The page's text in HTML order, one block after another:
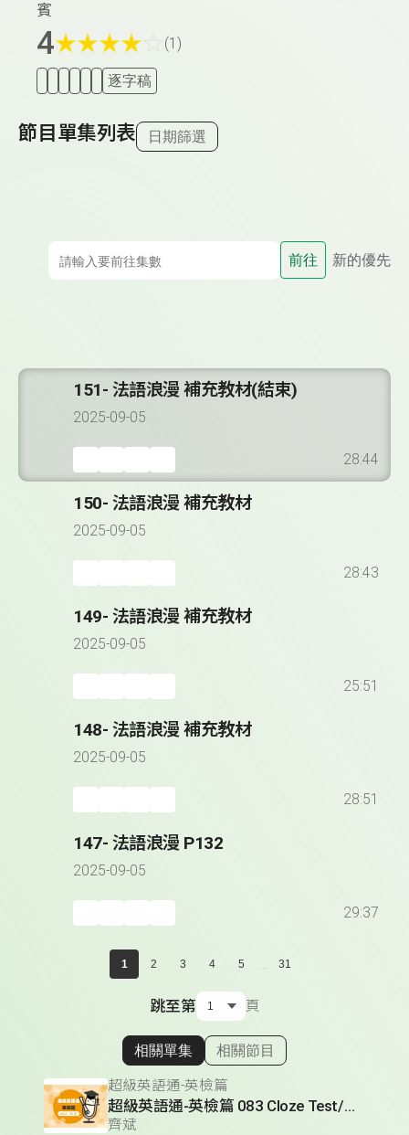
賓
4★★★★ (1)
逐字稿
節目單集列表 日期篩選
前往 新的優先
151- 法語浪漫 補充教材(結束)
2025-09-05
28:44
150- 法語浪漫 補充教材
2025-09-05
28:43
149- 法語浪漫 補充教材
2025-09-05
25:51
148- 法語浪漫 補充教材
2025-09-05
28:51
147- 法語浪漫 P132
2025-09-05
29:37
1 2 3 4 5 ... 31
跳至第 頁
顯示相關單集
相關單集 相關節目
超級英語通-英檢篇
超級英語通-英檢篇 083 Cloze Test/段落填空-13
齊斌